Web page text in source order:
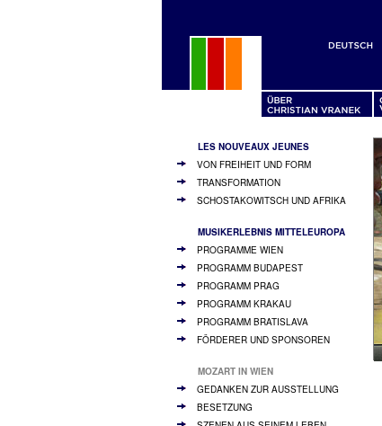
LES NOUVEAUX JEUNES
VON FREIHEIT UND FORM
TRANSFORMATION
SCHOSTAKOWITSCH UND AFRIKA
MUSIKERLEBNIS MITTELEUROPA
PROGRAMME WIEN
PROGRAMM BUDAPEST
PROGRAMM PRAG
PROGRAMM KRAKAU
PROGRAMM BRATISLAVA
FÖRDERER UND SPONSOREN
MOZART IN WIEN
GEDANKEN ZUR AUSSTELLUNG
BESETZUNG